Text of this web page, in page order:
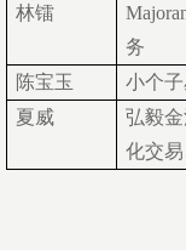
林镭
务
陈宝玉
小个
夏威
弘毅
化交